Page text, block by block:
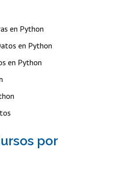
en Python
en Python
en Python
por